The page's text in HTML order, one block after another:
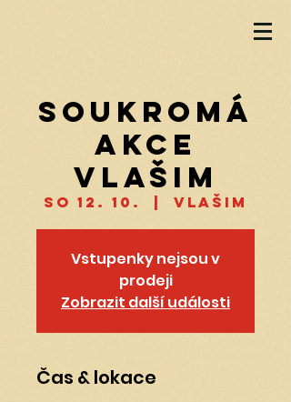
soukromá
akce
Vlašim
so 12. 10. Vlašim
Vstupenky nejsou v
prodeji
Zobrazit další události
Čas & lokace